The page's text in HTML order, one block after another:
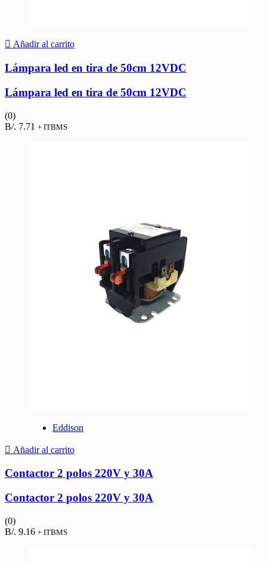
Añadir al carrito
Lámpara led en tira de 50cm 12VDC
Lámpara led en tira de 50cm 12VDC
(0)
B/. 7.71 + ITBMS
Eddison
Añadir al carrito
Contactor 2 polos 220V y 30A
Contactor 2 polos 220V y 30A
(0)
B/. 9.16 + ITBMS